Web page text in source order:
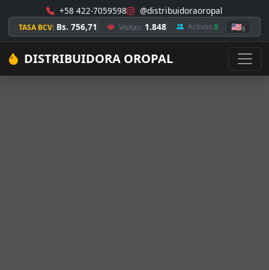
+58 422-7059598 @distribuidoraoropal
TASA BCV: Bs. 756,71 Visitas: 1.848 Activos:8 🇺🇸8
DISTRIBUIDORA OROPAL